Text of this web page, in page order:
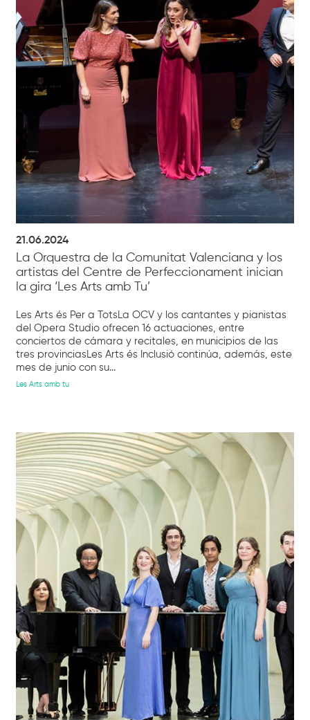
21.06.2024
La Orquestra de la Comunitat Valenciana y los
artistas del Centre de Perfeccionament inician
la gira ‘Les Arts amb Tu’
Les Arts és Per a TotsLa OCV y los cantantes y pianistas
del Opera Studio ofrecen 16 actuaciones, entre
conciertos de cámara y recitales, en municipios de las
tres provinciasLes Arts és Inclusió continúa, además, este
mes de junio con su...
Les Arts amb tu